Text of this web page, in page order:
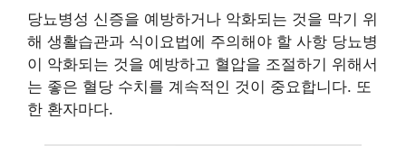
당뇨병성 신증을 예방하거나 악화되는 것을 막기 위
해 생활습관과 식이요법에 주의해야 할 사항 당뇨병
이 악화되는 것을 예방하고 혈압을 조절하기 위해서
는 좋은 혈당 수치를 계속적인 것이 중요합니다. 또
한 환자마다.